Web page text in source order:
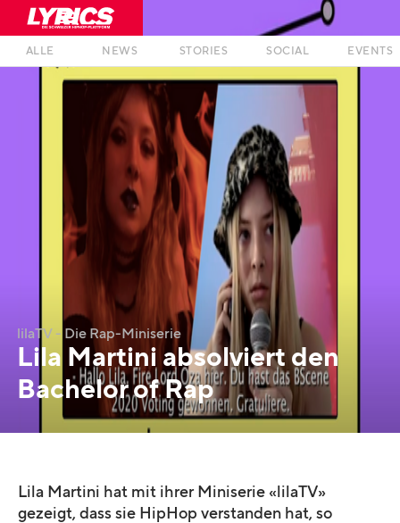
ALLE NEWS STORIES SOCIAL EVENTS
lilaTV - Die Rap-Miniserie
Lila Martini absolviert den
Bachelor of Rap
Lila Martini hat mit ihrer Miniserie «lilaTV»
gezeigt, dass sie HipHop verstanden hat, so